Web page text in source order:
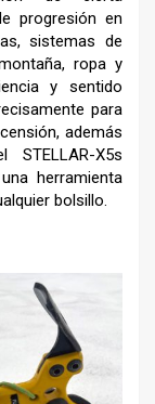
progresión en
sistemas de
ropa y
y sentido
para
además
X5s
herramienta
bolsillo.